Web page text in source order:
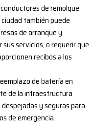
de remolque
también puede
de arranque y
servicios, o requerir que
recibos a los
de batería en
de la infraestructura
y seguras para
de emergencia.